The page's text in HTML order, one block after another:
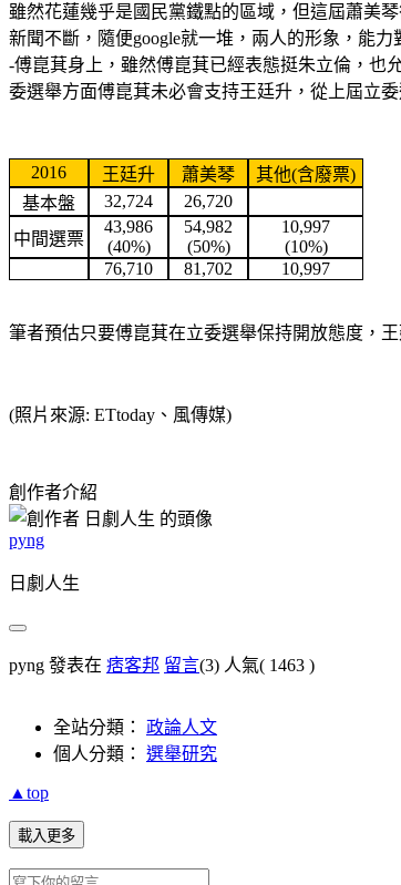
雖然花蓮幾乎是國民黨鐵點的區域，但這屆蕭美
新聞不斷，隨便google就一堆，兩人的形象，能
-傅崑萁身上，雖然傅崑萁已經表態挺朱立倫，也
委選舉方面傅崑萁未必會支持王廷升，從上屆立
2016 王廷升 蕭美琴 其他(含廢票)
基本盤
32,724
26,720
中間選票
43,986
(40%)
54,982
(50%)
10,997
(10%)
76,710
81,702 10,997
筆者預估只要傅崑萁在立委選舉保持開放態度，
(照片來源: ETtoday、風傳媒)
創作者介紹
pyng
日劇人生
pyng 發表在 痞客邦 留言(3) 人氣( 1463 )
全站分類： 政論人文
個人分類： 選舉研究
▲top
載入更多